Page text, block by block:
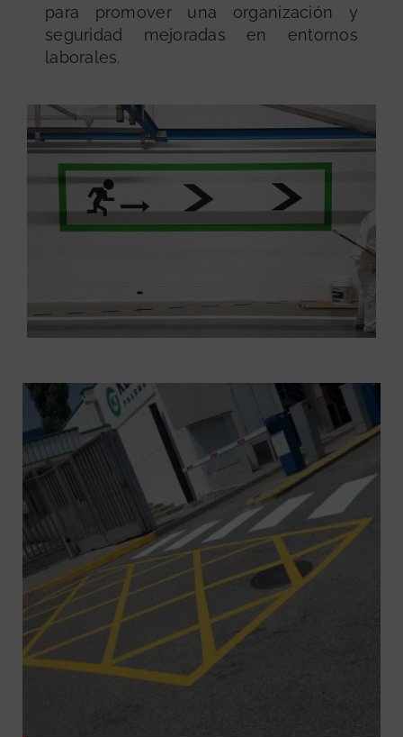
para promover una organización y
seguridad mejoradas en entornos
laborales.